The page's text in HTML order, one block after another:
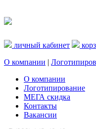
личный кабинет
О компании |
О компании
Логотипирование
МЕГА скидка
Контакты
Вакансии